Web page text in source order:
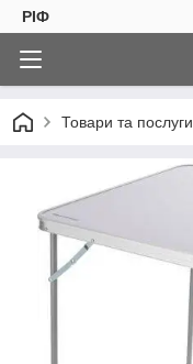
РІФ
Товари та послуги